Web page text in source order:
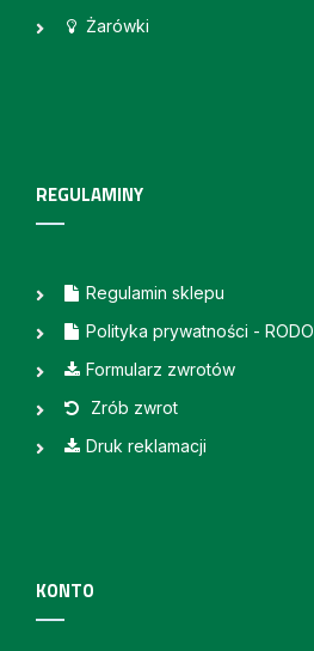
Żarówki
REGULAMINY
Regulamin sklepu
Polityka prywatności - RODO
Formularz zwrotów
Zrób zwrot
Druk reklamacji
KONTO